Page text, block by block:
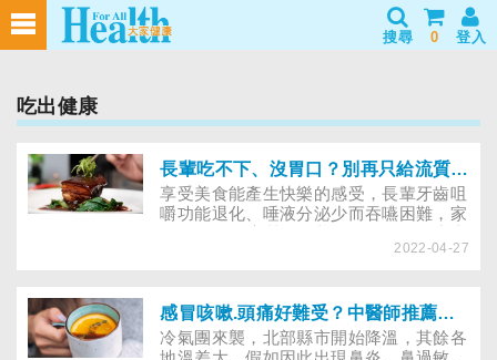
搜尋 0 登入
吃出健康
長輩吃不下、沒胃口？別再只給流質食物，5招幫長輩更有食慾
享受美食能產生快樂的感受，長輩牙齒咀
嚼功能退化、唾液分泌少而吞嚥困難，家
美味，可能更讓人沒食慾、加重厭食，導
招幫長輩更易咀嚼吞嚥、避免進食時嗆
咳，享受由口進食的幸福！
2022-04-27
感冒咳嗽.頭痛好難受？中醫師推薦藥膳及舒緩穴位
冷氣團來襲，北部縣市開始降溫，其餘各